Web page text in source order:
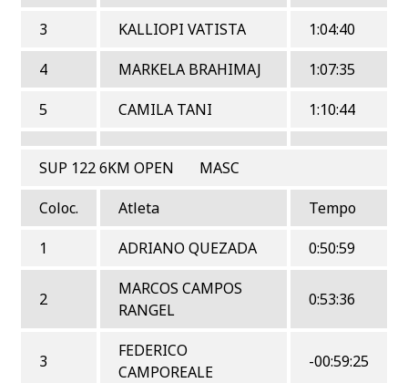
3
KALLIOPI VATISTA
1:04:40
4
MARKELA BRAHIMAJ
1:07:35
5
CAMILA TANI 1:10:44
SUP 122 6KM OPEN MASC
Coloc.
Atleta
Tempo
1
ADRIANO QUEZADA 0:50:59
2
MARCOS CAMPOS
RANGEL
0:53:36
3
FEDERICO
CAMPOREALE
-00:59:25